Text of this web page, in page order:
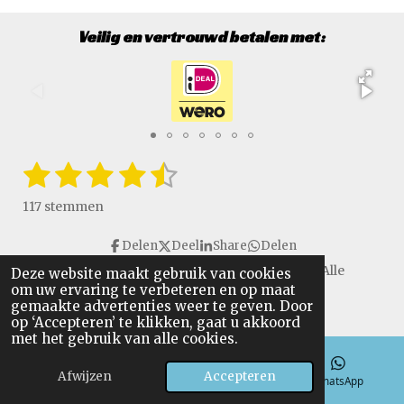
Deze website maakt gebruik van cookies
om uw ervaring te verbeteren en op maat
gemaakte advertenties weer te geven. Door
op ‘Accepteren’ te klikken, gaat u akkoord
met het gebruik van alle cookies.
Afwijzen Accepteren
Veilig en vertrouwd betalen met:
R
a
t
n
g
:
4
.
1
s
e
r
2
s
e
r
r
e
n
3
s
e
r
r
e
n
4
t
e
r
r
e
5
t
e
r
r
e
S
e
117 stemmen
Delen Deel Share Delen
Copyright © 2016 - 2026 VanGulikSpecialTools. Alle
rechten voorbehouden.
E-mailadres Telefoonnummer WhatsApp